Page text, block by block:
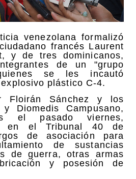
venezolana formalizó
francés Laurent
y de tres dominicanos,
de un "grupo
se les incautó
plástico C-4.
Floirán Sánchez y los
Diomedis Campusano,
el pasado viernes,
en el Tribunal 40 de
de asociación para
de sustancias
de guerra, otras armas
y posesión de